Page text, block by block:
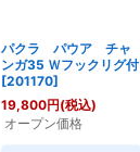
パクラ パウア チャ
ンガ35 Ｗフックリグ付
[201170]
19,800円(税込)
オープン価格